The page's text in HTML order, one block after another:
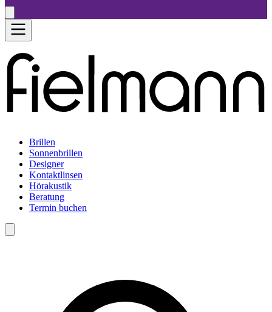
Brillen
Sonnenbrillen
Designer
Kontaktlinsen
Hörakustik
Beratung
Termin buchen